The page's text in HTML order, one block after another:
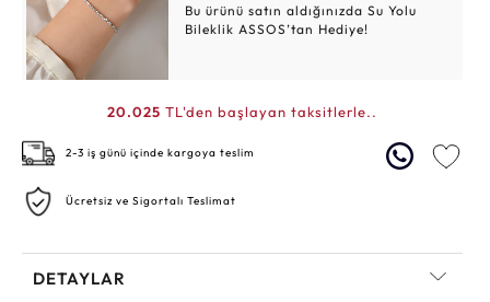
Bu ürünü satın aldığınızda Su Yolu
Bileklik ASSOS’tan Hediye!
20.025 TL'den başlayan taksitlerle..
2-3 iş günü içinde kargoya teslim
Ücretsiz ve Sigortalı Teslimat
DETAYLAR